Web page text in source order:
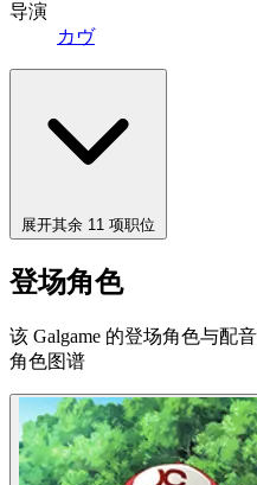
导演
カヴ
展开其余 11 项职位
登场角色
该 Galgame 的登场角色与配
角色图谱